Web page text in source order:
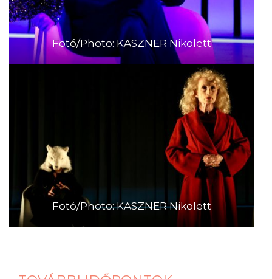
Fotó/Photo: KASZNER Nikolett
Fotó/Photo: KASZNER Nikolett